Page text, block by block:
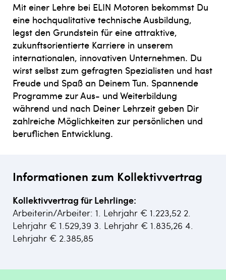
Mit einer Lehre bei ELIN Motoren bekommst Du
eine hochqualitative technische Ausbildung,
legst den Grundstein für eine attraktive,
zukunftsorientierte Karriere in unserem
internationalen, innovativen Unternehmen. Du
wirst selbst zum gefragten Spezialisten und hast
Freude und Spaß an Deinem Tun. Spannende
Programme zur Aus- und Weiterbildung
während und nach Deiner Lehrzeit geben Dir
zahlreiche Möglichkeiten zur persönlichen und
beruflichen Entwicklung.
Informationen zum Kollektivvertrag
Kollektivvertrag für Lehrlinge:
Arbeiterin/Arbeiter: 1. Lehrjahr € 1.223,52 2.
Lehrjahr € 1.529,39 3. Lehrjahr € 1.835,26 4.
Lehrjahr € 2.385,85